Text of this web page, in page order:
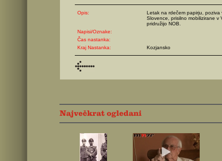
Opis:
Letak na rdečem papirju, poziva
Slovence, prisilno mobilizirane v
pridružijo NOB.
Napisi/Oznake:
Čas nastanka:
Kraj Nastanka:
Kozjansko